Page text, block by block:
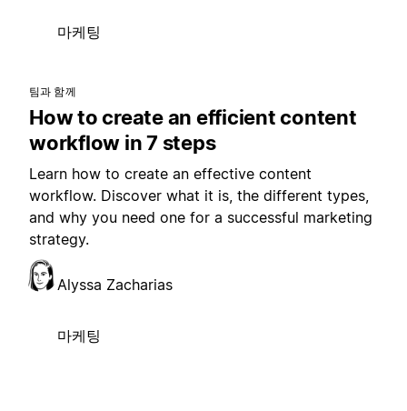
마케팅
팀과 함께
How to create an efficient content
workflow in 7 steps
Learn how to create an effective content
workflow. Discover what it is, the different types,
and why you need one for a successful marketing
strategy.
Alyssa Zacharias
마케팅